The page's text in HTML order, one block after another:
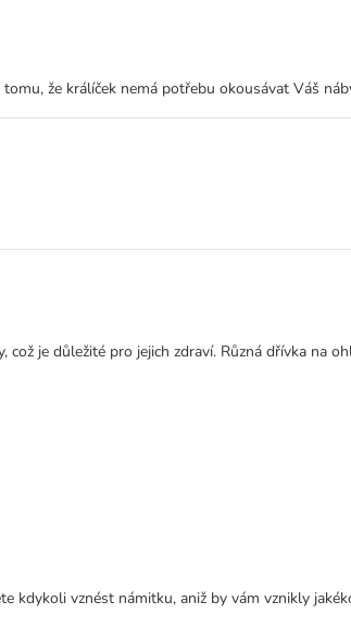
že králíček nemá potřebu okousávat Váš
je důležité pro jejich zdraví. Různá dřívka na
vznést námitku, aniž by vám vznikly